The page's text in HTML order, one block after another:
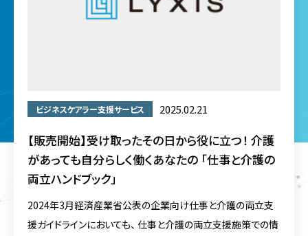
ビジネスケアラー支援サービス 2025.02.21
【販売開始】受け取ったその日から役に立つ！ 介護
があっても自分らしく働くあなたの 「仕事と介護の
両立ハンドブック」
2024年3月経済産業省公表の企業向け仕事と介護の両立支
援ガイドラインにおいても、 仕事と介護の両立支援施策での情